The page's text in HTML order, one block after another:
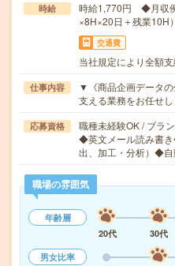
時給
時給1,770円 ◆月収
×8H×20日＋残業10H）
交通費
当社規定により全額
仕事内容
▼《商品企画データ
支える業務をお任せ
応募資格
職種未経験OK / ブラ
◆英文メール読み書
出、加工・分析）◆
職場の雰囲気
年齢層
20代
30代
男女比率